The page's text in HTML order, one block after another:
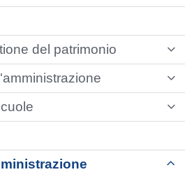
del patrimonio